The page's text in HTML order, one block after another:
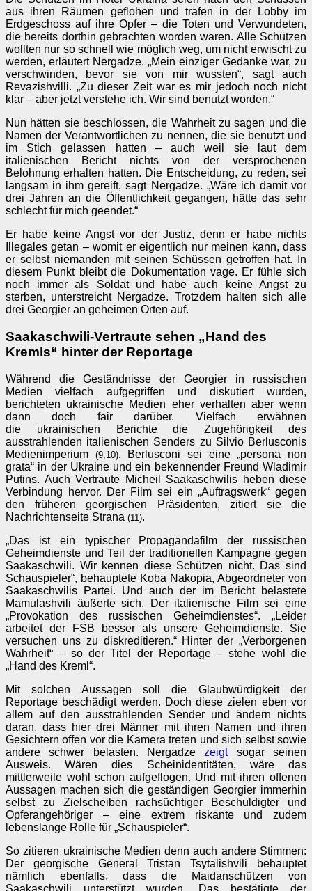
aus ihren Räumen geflohen und trafen in der Lobby im
Erdgeschoss auf ihre Opfer – die Toten und Verwundeten,
die bereits dorthin gebrachten worden waren. Alle Schützen
wollten nur so schnell wie möglich weg, um nicht erwischt zu
werden, erläutert Nergadze. „Mein einziger Gedanke war, zu
verschwinden, bevor sie von mir wussten“, sagt auch
Revazishvilli. „Zu dieser Zeit war es mir jedoch noch nicht
klar – aber jetzt verstehe ich. Wir sind benutzt worden.“
Nun hätten sie beschlossen, die Wahrheit zu sagen und die
Namen der Verantwortlichen zu nennen, die sie benutzt und
im Stich gelassen hatten – auch weil sie laut dem
italienischen Bericht nichts von der versprochenen
Belohnung erhalten hatten. Die Entscheidung, zu reden, sei
langsam in ihm gereift, sagt Nergadze. „Wäre ich damit vor
drei Jahren an die Öffentlichkeit gegangen, hätte das sehr
schlecht für mich geendet.“
Er habe keine Angst vor der Justiz, denn er habe nichts
Illegales getan – womit er eigentlich nur meinen kann, dass
er selbst niemanden mit seinen Schüssen getroffen hat. In
diesem Punkt bleibt die Dokumentation vage. Er fühle sich
noch immer als Soldat und habe auch keine Angst zu
sterben, unterstreicht Nergadze. Trotzdem halten sich alle
drei Georgier an geheimen Orten auf.
Saakaschwili-Vertraute sehen „Hand des
Kremls“ hinter der Reportage
Während die Geständnisse der Georgier in russischen
Medien vielfach aufgegriffen und diskutiert wurden,
berichteten ukrainische Medien eher verhalten aber wenn
dann doch fair darüber. Vielfach erwähnen
die ukrainischen Berichte die Zugehörigkeit des
ausstrahlenden italienischen Senders zu Silvio Berlusconis
Medienimperium (9,10). Berlusconi sei eine „persona non
grata“ in der Ukraine und ein bekennender Freund Wladimir
Putins. Auch Vertraute Micheil Saakaschwilis heben diese
Verbindung hervor. Der Film sei ein „Auftragswerk“ gegen
den früheren georgischen Präsidenten, zitiert sie die
Nachrichtenseite Strana (11).
„Das ist ein typischer Propagandafilm der russischen
Geheimdienste und Teil der traditionellen Kampagne gegen
Saakaschwili. Wir kennen diese Schützen nicht. Das sind
Schauspieler“, behauptete Koba Nakopia, Abgeordneter von
Saakaschwilis Partei. Und auch der im Bericht belastete
Mamulashvili äußerte sich. Der italienische Film sei eine
„Provokation des russischen Geheimdienstes“. „Leider
arbeitet der FSB besser als unsere Geheimdienste. Sie
versuchen uns zu diskreditieren.“ Hinter der „Verborgenen
Wahrheit“ – so der Titel der Reportage – stehe wohl die
„Hand des Kreml“.
Mit solchen Aussagen soll die Glaubwürdigkeit der
Reportage beschädigt werden. Doch diese zielen eben vor
allem auf den ausstrahlenden Sender und ändern nichts
daran, dass hier drei Männer mit ihren Namen und ihren
Gesichtern offen vor die Kamera treten und sich selbst sowie
andere schwer belasten. Nergadzezeigtsogar seinen
Ausweis. Wären dies Scheinidentitäten, wäre das
mittlerweile wohl schon aufgeflogen. Und mit ihren offenen
Aussagen machen sich die geständigen Georgier immerhin
selbst zu Zielscheiben rachsüchtiger Beschuldigter und
Opferangehöriger – eine extrem riskante und zudem
lebenslange Rolle für „Schauspieler“.
So zitieren ukrainische Medien denn auch andere Stimmen:
Der georgische General Tristan Tsytalishvili behauptet
nämlich ebenfalls, dass die Maidanschützen von
Saakaschwili unterstützt wurden. Das bestätigte der